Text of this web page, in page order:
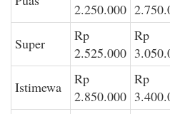
2.250.000
Super
Rp
2.525.000
Rp
Istimewa
Rp
2.850.000
Rp